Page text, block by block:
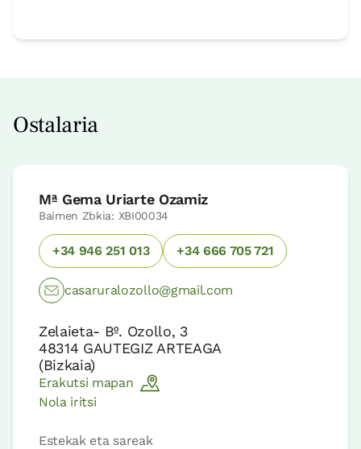
Ostalaria
Mª Gema Uriarte Ozamiz
Baimen Zbkia: XBI00034
+34 946 251 013 +34 666 705 721
casaruralozollo@gmail.com
Zelaieta- Bº. Ozollo, 3
48314 GAUTEGIZ ARTEAGA
(Bizkaia)
Erakutsi mapan
Nola iritsi
Estekak eta sareak